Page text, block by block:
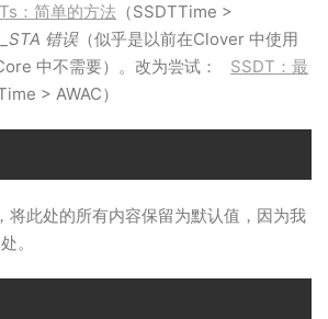
：简单的方法 （SSDTTime >
错误（似乎是以前在Clover 中使用
中不需要）。改为尝试： SSDT：最
> AWAC）
将此处的所有内容保留为默认值，因为我
。